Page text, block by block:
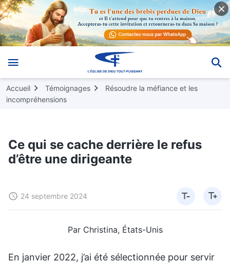
Accueil Témoignages
Résoudre la méfiance et les
incompréhensions
Ce qui se cache derrière le refus
d’être une dirigeante
24 septembre 2024
Par Christina, États-Unis
En janvier 2022, j’ai été sélectionnée pour servir